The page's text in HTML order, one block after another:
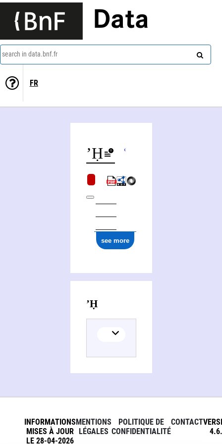
Data
search in data.bnf.fr
FR
Mirʼāt al-Ḥaramain Ibrāhīm Rifʿat Bāšā (1857-1935)
see more
Documents about Mirʼāt al-Ḥaramain
INFORMATIONS
MISES À JOUR
LE 28-04-2026
MENTIONS
LÉGALES
POLITIQUE DE
CONFIDENTIALITÉ
CONTACT